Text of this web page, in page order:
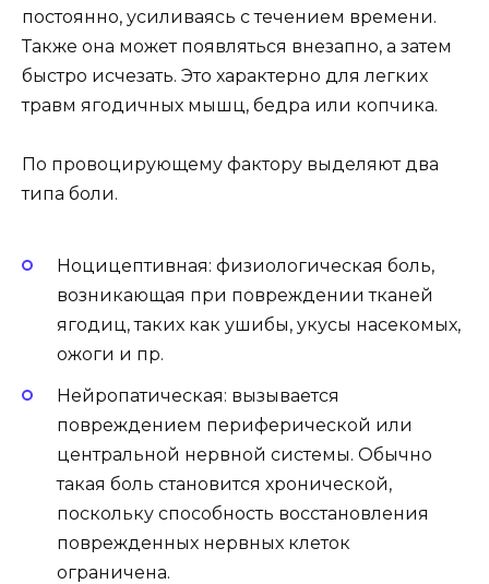
постоянно, усиливаясь с течением времени.
Также она может появляться внезапно, а затем
быстро исчезать. Это характерно для легких
травм ягодичных мышц, бедра или копчика.
По провоцирующему фактору выделяют два
типа боли.
Ноцицептивная: физиологическая боль,
возникающая при повреждении тканей
ягодиц, таких как ушибы, укусы насекомых,
ожоги и пр.
Нейропатическая: вызывается
повреждением периферической или
центральной нервной системы. Обычно
такая боль становится хронической,
поскольку способность восстановления
поврежденных нервных клеток
ограничена.